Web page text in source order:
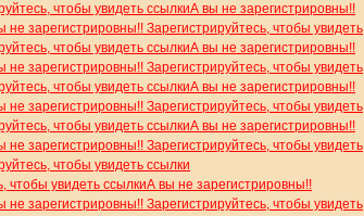
чтобы увидеть ссылкиА вы не зарегистрировны!!
не зарегистрировны!! Зарегистрируйтесь, чтобы увидеть
чтобы увидеть ссылкиА вы не зарегистрировны!!
не зарегистрировны!! Зарегистрируйтесь, чтобы увидеть
чтобы увидеть ссылкиА вы не зарегистрировны!!
не зарегистрировны!! Зарегистрируйтесь, чтобы увидеть
чтобы увидеть ссылкиА вы не зарегистрировны!!
не зарегистрировны!! Зарегистрируйтесь, чтобы увидеть
чтобы увидеть ссылки
чтобы увидеть ссылкиА вы не зарегистрировны!!
не зарегистрировны!! Зарегистрируйтесь, чтобы увидеть